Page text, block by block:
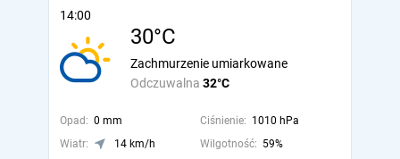
14:00
30°C
Odczuwalna 32°C
Zachmurzenie umiarkowane
Opad: 0 mm Ciśnienie: 1010 hPa
Wiatr:
14 km/h Wilgotność: 59%